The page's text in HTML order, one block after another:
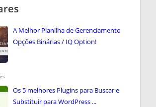
A Melhor Planilha de Gerenciamento
Opções Binárias / IQ Option!
Os 5 melhores Plugins para Buscar e
Substituir para WordPress ...